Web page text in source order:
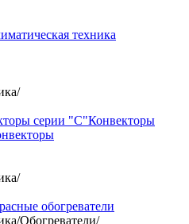
/
серии "С"Конвекторы
/
обогреватели
/Обогреватели/